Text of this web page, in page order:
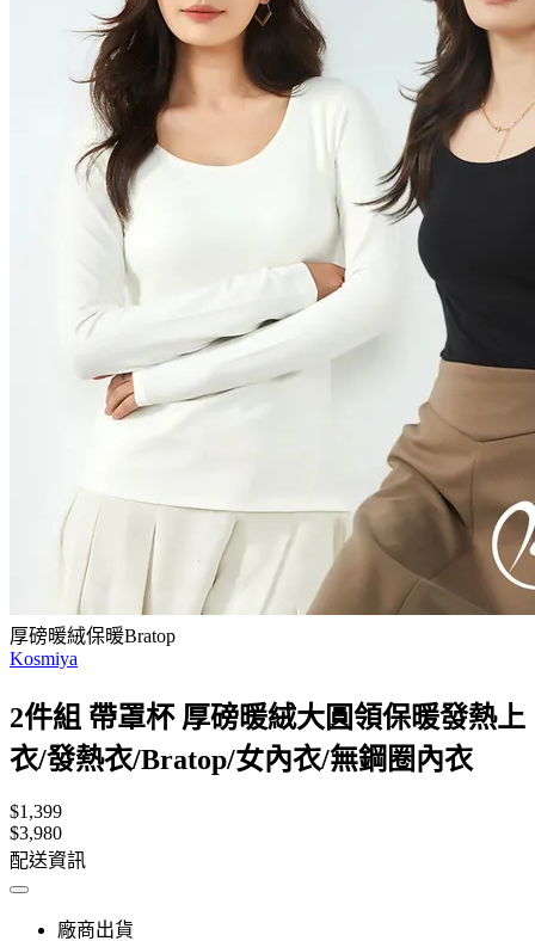
厚磅暖絨保暖Bratop
Kosmiya
2件組 帶罩杯 厚磅暖絨大圓領保暖發熱上
衣/發熱衣/Bratop/女內衣/無鋼圈內衣
$1,399
$3,980
配送資訊
廠商出貨